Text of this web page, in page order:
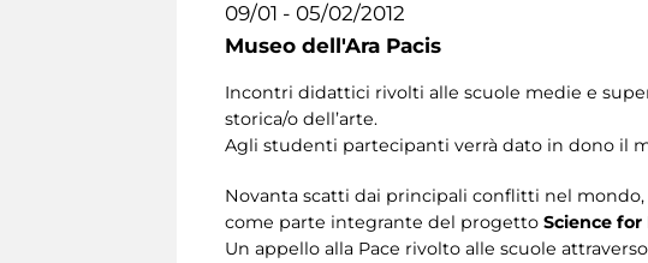
09/01 - 05/02/2012
Museo dell'Ara Pacis
Incontri didattici rivolti alle scuole medie e
storica/o dell’arte.
Agli studenti partecipanti verrà dato in dono il
Novanta scatti dai principali conflitti nel
come parte integrante del progetto Science
Un appello alla Pace rivolto alle scuole